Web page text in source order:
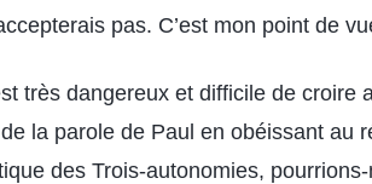
pas. C’est mon point de
très dangereux et difficile de croire
la parole de Paul en obéissant au
des Trois-autonomies,